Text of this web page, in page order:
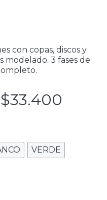
con copas, discos y
modelado. 3 fases de
$33.400
VERDE